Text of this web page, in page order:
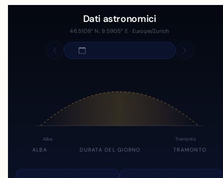
Dati astronomici
46.5109° N, 9.5905° E · Europe/Zurich
Alba Tramonto
ALBA DURATA DEL GIORNO TRAMONTO